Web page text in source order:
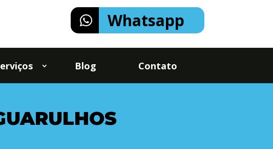
Whatsapp
Blog Contato